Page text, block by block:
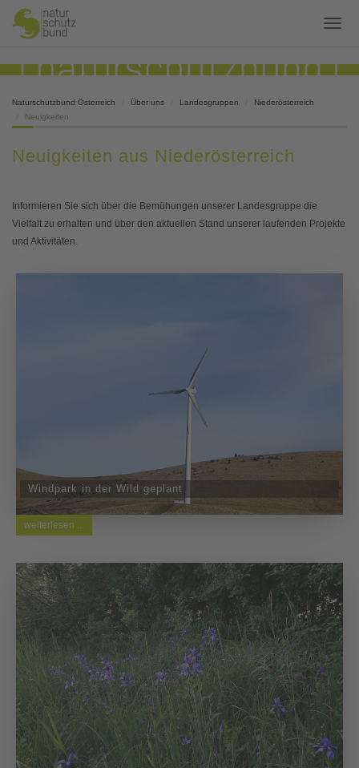
Naturschutzbund Österreich Über uns Landesgruppen
Niederösterreich
Neuigkeiten
Neuigkeiten aus Niederösterreich
Informieren Sie sich über die Bemühungen unserer Landesgruppe die
Vielfalt zu erhalten und über den aktuellen Stand unserer laufenden Projekte
und Aktivitäten.
Windpark in der Wild geplant
weiterlesen ...